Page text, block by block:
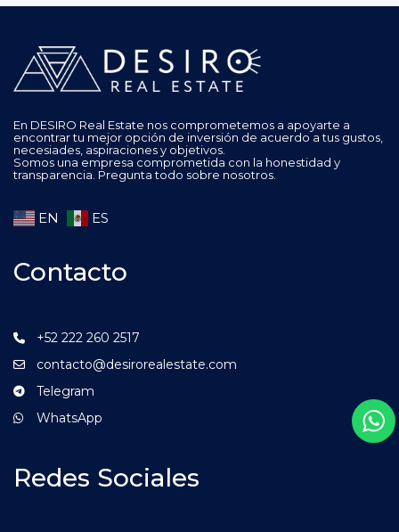
En DESIRO Real Estate nos comprometemos a apoyarte a
encontrar tu mejor opción de inversión de acuerdo a tus gustos,
necesiades, aspiraciones y objetivos.
Somos una empresa comprometida con la honestidad y
transparencia. Pregunta todo sobre nosotros.
EN ES
Contacto
+52 222 260 2517
contacto@desirorealestate.com
Telegram
WhatsApp
Redes Sociales